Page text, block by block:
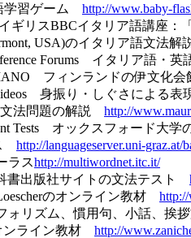
学習ゲーム http://www.baby-
ギリスBBCイタリア語講座
USA)のイタリア語文法
Forums イタリア語・
フィンランドの伊文化
videos 身振り・しぐさによる
文法問題の解説 http://
Tests オックスフォード大
http://languageserver.uni-graz.at/
ラスhttp://multiwordnet.itc.it/
書出版社サイトの文法テスト
のオンライン教材
ォリズム、慣用句、小話、挨
ンライン教材 http://